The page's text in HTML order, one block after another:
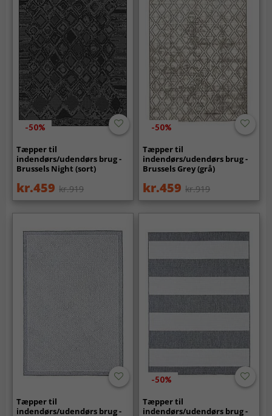
-50%
Tæpper til
indendørs/udendørs brug -
Brussels Night (sort)
kr.459 kr.919
-50%
Tæpper til
indendørs/udendørs brug -
Brussels Grey (grå)
kr.459 kr.919
Tæpper til
indendørs/udendørs brug -
-50%
Tæpper til
indendørs/udendørs brug -